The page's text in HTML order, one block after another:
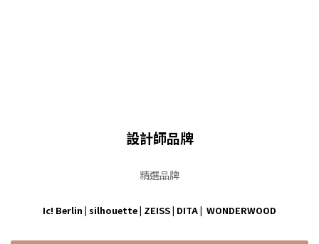
設計師品牌
精選品牌
Ic! Berlin | silhouette| ZEISS| DITA| WONDERWOOD